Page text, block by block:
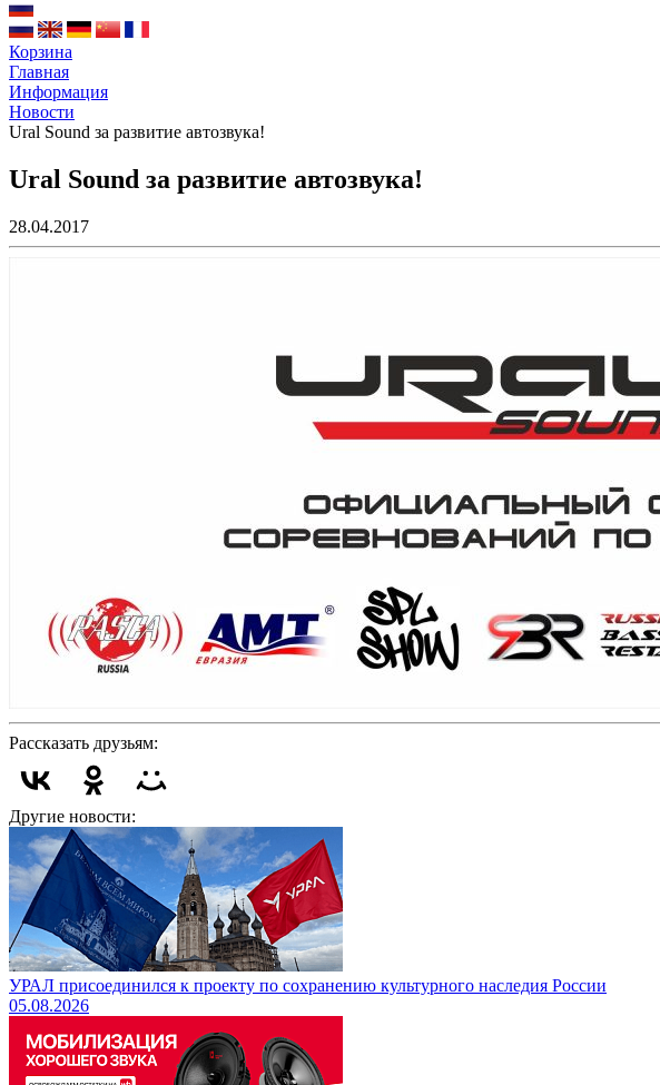
Корзина
Главная
Информация
Новости
Ural Sound за развитие автозвука!
Ural Sound за развитие автозвука!
28.04.2017
Рассказать друзьям:
Другие новости:
УРАЛ присоединился к проекту по сохранению культурного наследия России
05.08.2026